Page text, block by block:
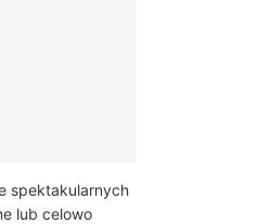
spektakularnych
lub celowo